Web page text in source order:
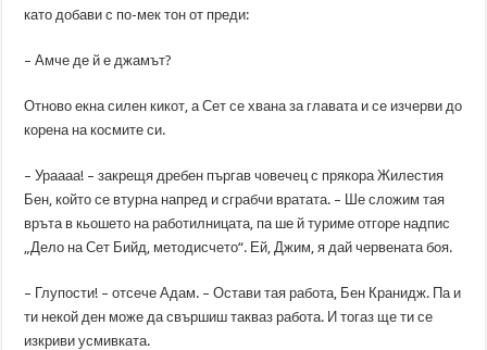
като добави с по-мек тон от преди:
– Амче де й е джамът?
Отново екна силен кикот, а Сет се хвана за главата и се изчерви до
корена на космите си.
– Ураааа! – закрещя дребен пъргав човечец с прякора Жилестия
Бен, който се втурна напред и сграбчи вратата. – Ше сложим тая
връта в кьошето на работилницата, па ше й туриме отгоре надпис
„Дело на Сет Бийд, методисчето“. Ей, Джим, я дай червената боя.
– Глупости! – отсече Адам. – Остави тая работа, Бен Кранидж. Па и
ти некой ден може да свършиш такваз работа. И тогаз ще ти се
изкриви усмивката.